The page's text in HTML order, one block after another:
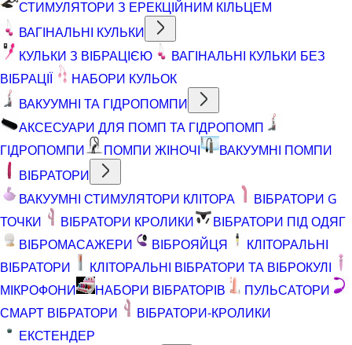
СТИМУЛЯТОРИ З ЕРЕКЦІЙНИМ КІЛЬЦЕМ
ВАГІНАЛЬНІ КУЛЬКИ
КУЛЬКИ З ВІБРАЦІЄЮ
ВАГІНАЛЬНІ КУЛЬКИ БЕЗ
ВІБРАЦІЇ
НАБОРИ КУЛЬОК
ВАКУУМНІ ТА ГІДРОПОМПИ
АКСЕСУАРИ ДЛЯ ПОМП ТА ГІДРОПОМП
ГІДРОПОМПИ
ПОМПИ ЖІНОЧІ
ВАКУУМНІ ПОМПИ
ВІБРАТОРИ
ВАКУУМНІ СТИМУЛЯТОРИ КЛІТОРА
ВІБРАТОРИ G
ТОЧКИ
ВІБРАТОРИ КРОЛИКИ
ВІБРАТОРИ ПІД ОДЯГ
ВІБРОМАСАЖЕРИ
ВІБРОЯЙЦЯ
КЛІТОРАЛЬНІ
ВІБРАТОРИ
КЛІТОРАЛЬНІ ВІБРАТОРИ ТА ВІБРОКУЛІ
МІКРОФОНИ
НАБОРИ ВІБРАТОРІВ
ПУЛЬСАТОРИ
СМАРТ ВІБРАТОРИ
ВІБРАТОРИ-КРОЛИКИ
ЕКСТЕНДЕР